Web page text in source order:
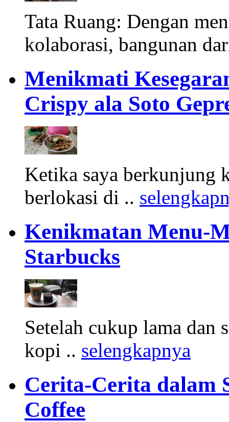
Tata Ruang: Dengan
kolaborasi, bangunan
Menikmati
Crispy ala Soto
Ketika saya berkunjung
berlokasi di ..
Kenikmatan Menu-
Starbucks
Setelah cukup lama dan
kopi .. selengkapnya
Cerita-Cerita dalam
Coffee